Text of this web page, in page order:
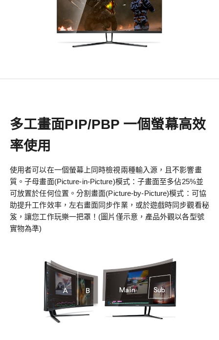
多工畫面PIP/PBP 一個螢幕高效
率使用
使用者可以在一個螢幕上同時檢視兩種輸入源，且不影響畫
質。子母畫面(Picture-in-Picture)模式：子畫面至多佔25%並
可放置於任何位置。分割畫面(Picture-by-Picture)模式：可協
助提升工作效率，左右畫面同步作業，或於遊戲時同步觀看秘
笈，讓您工作玩樂一把罩！(圖片僅示意，產品外觀以各型號
實物為準)